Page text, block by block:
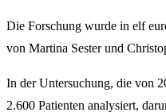
Die Forschung wurde in elf
von Martina Sester und
In der Untersuchung, die von
2.600 Patienten analysiert,